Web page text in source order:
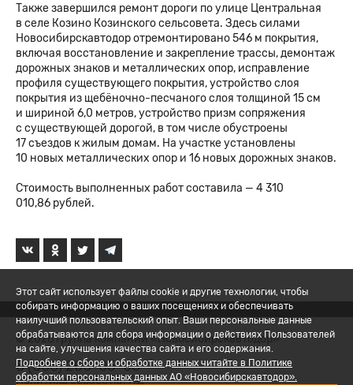
Также завершился ремонт дороги по улице Центральная
в селе Козино Козинского сельсовета. Здесь силами
Новосибирскавтодор отремонтировано 546 м покрытия,
включая восстановление и закрепление трассы, демонтаж
дорожных знаков и металлических опор, исправление
профиля существующего покрытия, устройство слоя
покрытия из щебёночно-песчаного слоя толщиной 15 см
и шириной 6,0 метров, устройство призм сопряжения
с существующей дорогой, в том числе обустроены
17 съездов к жилым домам. На участке установлены
10 новых металлических опор и 16 новых дорожных знаков.
Стоимость выполненных работ составила — 4 310
010,86 рублей.
© 2026 Группа компаний «Новосибирскавтодор»
8 (800) 200-05-06
Политика обработки ПД
Этот сайт использует файлы cookie и другие технологии, чтобы
собирать информацию о ваших посещениях и обеспечивать
наилучший пользовательский опыт. Ваши персональные данные
обрабатываются для сбора информации о действиях Пользователей
на сайте, улучшения качества сайта и его содержания.
Подробнее о сборе и обработке данных читайте в Политике
обработки персональных данных АО «Новосибирскавтодор».